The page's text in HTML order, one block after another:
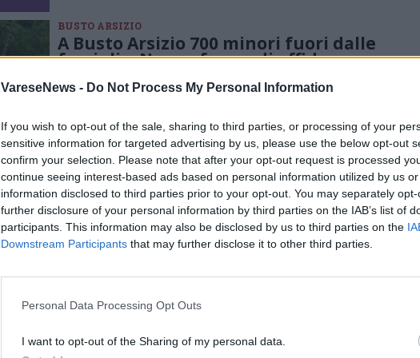
VareseNews - Do Not Process My Personal Information
If you wish to opt-out of the sale, sharing to third parties, or processing of your
sensitive information for targeted advertising by us, please use the below opt-out
confirm your selection. Please note that after your opt-out request is processed
continue seeing interest-based ads based on personal information utilized by us
information disclosed to third parties prior to your opt-out. You may separately
further disclosure of your personal information by third parties on the IAB’s list of
participants. This information may also be disclosed by us to third parties on the
Downstream Participants that may further disclose it to other third parties.
Personal Data Processing Opt Outs
I want to opt-out of the Sharing of my personal data.
BUSTO ARSIZIO
A Busto Arsizio 700 minori fuori dalle
famiglie. Nuove forme di affido
Li chiamano i figli del sindaco e sono sempre di più a causa della
aiutare figli e genitori
VARESE
“Aiutare un bambino a crescere. Ci
hai mai pensato?”: un corso
introduttivo all’esperienza dell’affido
familiare
l’esperienza dell’affido in varie forme e prevedono la presenza
BUSTO ARSIZIO
AffiDARSI, dall’affido famigliare